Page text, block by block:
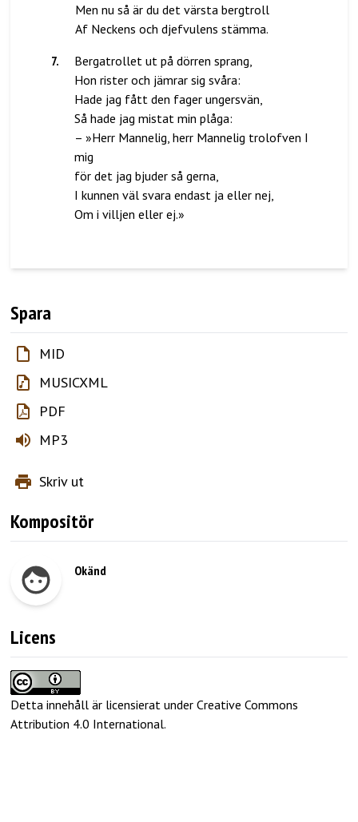
Men nu så är du det värsta bergtroll
7.
Bergatrollet ut på dörren sprang,
Hon rister och jämrar sig svåra:
Hade jag fått den fager ungersvän,
Så hade jag mistat min plåga:
– »Herr Mannelig, herr Mannelig trolofven I
mig
för det jag bjuder så gerna,
I kunnen väl svara endast ja eller nej,
Om i villjen eller ej.»
Spara
MID
MUSICXML
PDF
MP3
Skriv ut
Kompositör
Okänd
Licens
Detta innehåll är licensierat under Creative Commons
Attribution 4.0 International.